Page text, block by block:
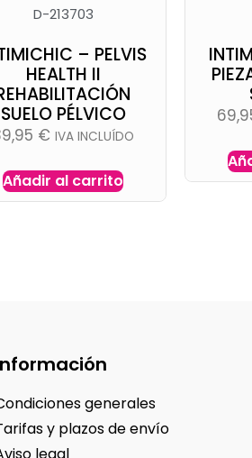
D-213703
– PELVIS
HEALTH II
SUELO PÉLVICO
€ IVA INCLUÍDO
Añadir al carrito
generales
y plazos de envío